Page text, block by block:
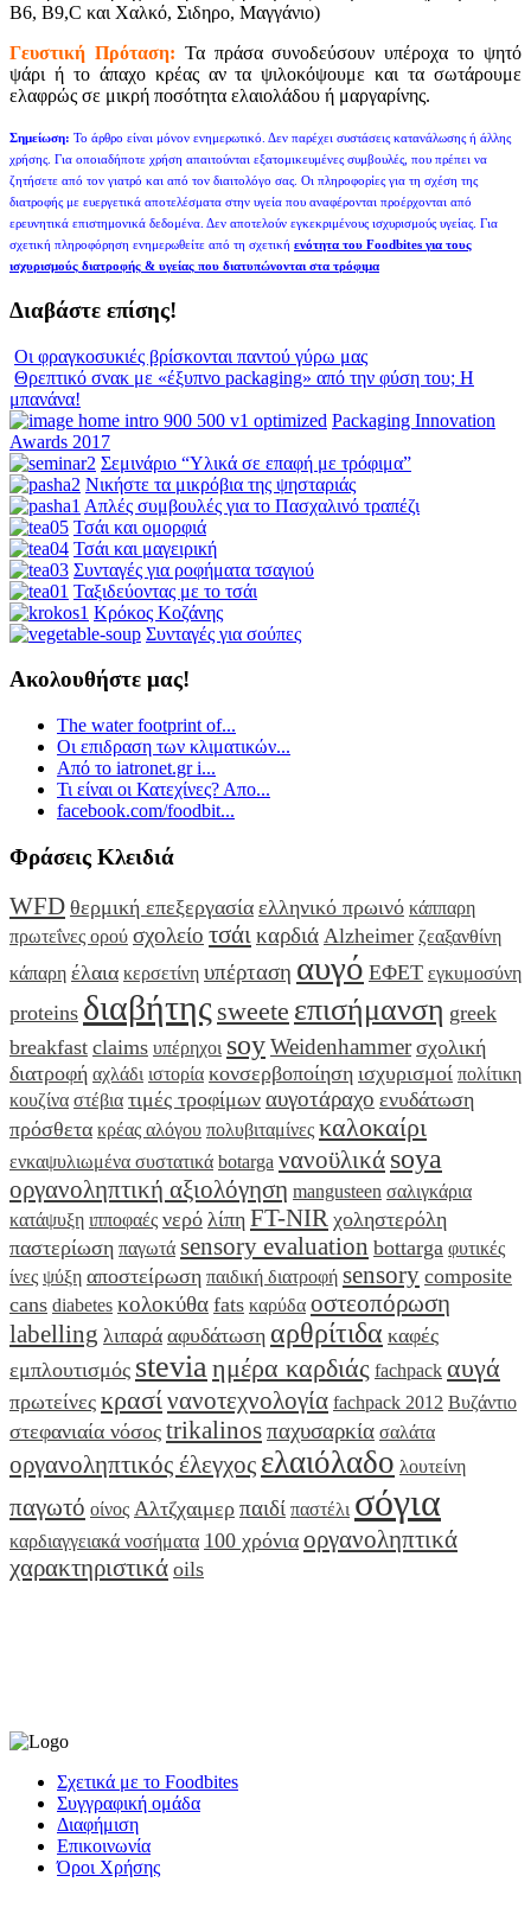
Β6, Β9,C και Χαλκό, Σιδηρο, Μαγγάνιο)
Γευστική Πρόταση: Τα πράσα συνοδεύσουν υπέροχα το ψητό
ψάρι ή το άπαχο κρέας αν τα ψιλοκόψουμε και τα σωτάρουμε
ελαφρώς σε μικρή ποσότητα ελαιολάδου ή μαργαρίνης.
Σημείωση: Το άρθρο είναι μόνον ενημερωτικό. Δεν παρέχει συστάσεις κατανάλωσης ή άλλης
χρήσης. Για οποιαδήποτε χρήση απαιτούνται εξατομικευμένες συμβουλές, που πρέπει να
ζητήσετε από τον γιατρό και από τον διαιτολόγο σας. Οι πληροφορίες για τη σχέση της
διατροφής με ευεργετικά αποτελέσματα στην υγεία που αναφέρονται προέρχονται από
ερευνητικά επιστημονικά δεδομένα. Δεν αποτελούν εγκεκριμένους ισχυρισμούς υγείας. Για
σχετική πληροφόρηση ενημερωθείτε από τη σχετική ενότητα του Foodbites για τους
ισχυρισμούς διατροφής & υγείας που διατυπώνονται στα τρόφιμα
Διαβάστε επίσης!
Οι φραγκοσυκιές βρίσκονται παντού γύρω μας
Θρεπτικό σνακ με «έξυπνο packaging» από την φύση του; Η
μπανάνα!
Packaging Innovation
Awards 2017
Σεμινάριο “Υλικά σε επαφή με τρόφιμα”
Νικήστε τα μικρόβια της ψησταριάς
Απλές συμβουλές για το Πασχαλινό τραπέζι
Τσάι και ομορφιά
Τσάι και μαγειρική
Συνταγές για ροφήματα τσαγιού
Ταξιδεύοντας με το τσάι
Κρόκος Κοζάνης
Συνταγές για σούπες
Ακολουθήστε μας!
The water footprint of...
Οι επιδραση των κλιματικών...
Από το iatronet.gr i...
Τι είναι οι Κατεχίνες? Απο...
facebook.com/foodbit...
Φράσεις Κλειδιά
WFD θερμική επεξεργασία ελληνικό πρωινό κάππαρη
πρωτεΐνες ορού σχολείο τσάι καρδιά Alzheimer ζεαξανθίνη
κάπαρη έλαια κερσετίνη υπέρταση αυγό ΕΦΕΤ εγκυμοσύνη
proteins διαβήτης sweete επισήμανση greek
breakfast claims υπέρηχοι soyWeidenhammer σχολική
διατροφή αχλάδι ιστορία κονσερβοποίηση ισχυρισμοί πολίτικη
κουζίνα στέβια τιμές τροφίμων αυγοτάραχο ενυδάτωση
πρόσθετα κρέας αλόγου πολυβιταμίνες καλοκαίρι
ενκαψυλιωμένα συστατικά botarga νανοϋλικά soya
οργανοληπτική αξιολόγηση mangusteen σαλιγκάρια
κατάψυξη ιπποφαές νερό λίπη FT-NIR χοληστερόλη
παστερίωση παγωτά sensory evaluation bottarga φυτικές
ίνες ψύξη αποστείρωση παιδική διατροφή sensory composite
cans diabetes κολοκύθα fats καρύδα οστεοπόρωση
labelling λιπαρά αφυδάτωση αρθρίτιδα καφές
εμπλουτισμός stevia ημέρα καρδιάς fachpack αυγά
πρωτείνες κρασίνανοτεχνολογία fachpack 2012 Βυζάντιο
στεφανιαία νόσος trikalinosπαχυσαρκία σαλάτα
οργανοληπτικός έλεγχος ελαιόλαδο λουτείνη
παγωτό οίνος Αλτζχαιμερ παιδί παστέλι σόγια
καρδιαγγειακά νοσήματα 100 χρόνια οργανοληπτικά
χαρακτηριστικά oils
Σχετικά με το Foodbites
Συγγραφική ομάδα
Διαφήμιση
Επικοινωνία
Όροι Χρήσης